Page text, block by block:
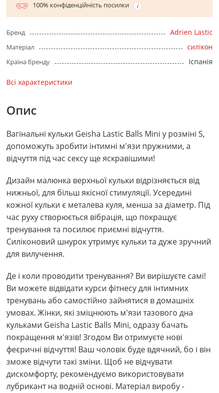
100% конфіденційність посилки
Бренд Adrien Lastic
Матеріал силікон
Країна бренду Іспанія
Всі характеристики
Опис
Вагінальні кульки Geisha Lastic Balls Mini у розміні S,
допоможуть зробити інтимні м'язи пружними, а
відчуття під час сексу ще яскравішими!
Дизайн малюнка верхньої кульки відрізняється від
нижньої, для більш якісної стимуляції. Усередині
кожної кульки є металева куля, менша за діаметр. Під
час руху створюється вібрація, що покращує
тренування та посилює приємні відчуття.
Силіконовий шнурок утримує кульки та дуже зручний
для вилучення.
Де і коли проводити тренування? Ви вирішуєте самі!
Ви можете відвідати курси фітнесу для інтимних
тренувань або самостійно зайнятися в домашніх
умовах. Жінки, які зміцнюють м'язи тазового дна
кульками Geisha Lastic Balls Mini, одразу бачать
покращення м'язів! Згодом Ви отримуєте нові
феєричні відчуття! Ваш чоловік буде вдячний, бо і він
зможе відчути такі зміни. Щоб не відчувати
дискомфорту, рекомендуємо використовувати
лубрикант на водній основі. Матеріал виробу -